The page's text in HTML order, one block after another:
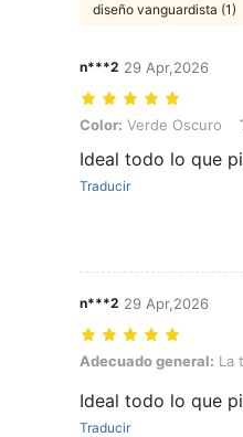
diseño vanguardista (1)
n***2 29 Apr,2026
Color: Verde Oscuro, Talla:
Color: Verde Oscuro
Ideal todo lo que
Traducir
n***2 29 Apr,2026
Adecuado general: La
Adecuado general: La
Ideal todo lo que
Traducir